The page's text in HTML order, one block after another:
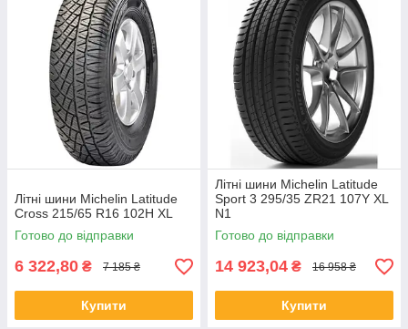
Літні шини Michelin Latitude
Cross 215/65 R16 102H XL
Готово до відправки
6 322,80 ₴ 7 185 ₴
Купити
Літні шини Michelin Latitude
Sport 3 295/35 ZR21 107Y XL
N1
Готово до відправки
14 923,04 ₴ 16 958 ₴
Купити